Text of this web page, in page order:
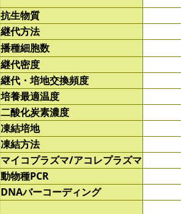
抗生物質
継代方法
播種細胞数
継代密度
継代・培地交換頻度
培養最適温度
二酸化炭素濃度
凍結培地
凍結方法
マイコプラズマ/アコレプラズマ
動物種PCR
DNAバーコーディング